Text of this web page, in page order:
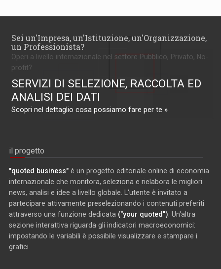
Sei un'Impresa, un'Istituzione, un'Organizzazione,
un Professionista?
Operi a livello internazionale nel settore Pubblico, Privato, No-
profit?
SERVIZI DI SELEZIONE, RACCOLTA ED
ANALISI DEI DATI
Scopri nel dettaglio cosa possiamo fare per te »
il progetto
"quoted business" è un progetto editoriale online di economia
internazionale che monitora, seleziona e rielabora le migliori
news, analisi e idee a livello globale. L'utente è invitato a
partecipare attivamente preselezionando i contenuti preferiti
attraverso una funzione dedicata ("your quoted") . Un'altra
sezione interattiva riguarda gli indicatori macroeconomici:
impostando le variabili è possibile visualizzare e stampare i
grafici.